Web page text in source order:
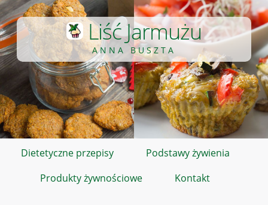
Liść Jarmużu
ANNA BUSZTA
Dietetyczne przepisy
Podstawy żywienia
Produkty żywnościowe
Kontakt